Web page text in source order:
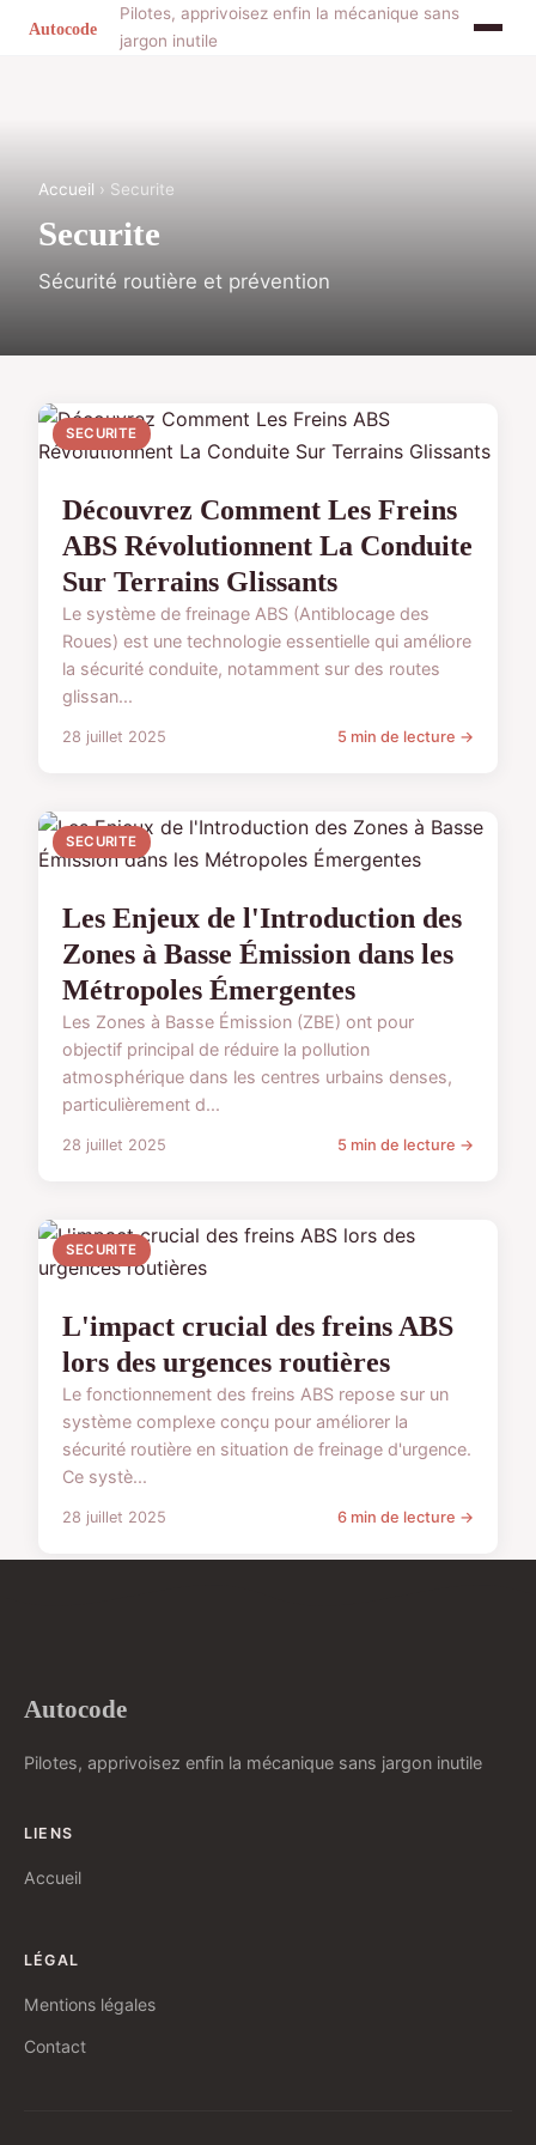
Pilotes, apprivoisez enfin la mécanique sans
jargon inutile
Accueil › Securite
Securite
Sécurité routière et prévention
SECURITE
Découvrez Comment Les Freins
ABS Révolutionnent La Conduite
Sur Terrains Glissants
Le système de freinage ABS (Antiblocage des
Roues) est une technologie essentielle qui améliore
la sécurité conduite, notamment sur des routes
glissan...
28 juillet 2025 5 min de lecture →
SECURITE
Les Enjeux de l'Introduction des
Zones à Basse Émission dans les
Métropoles Émergentes
Les Zones à Basse Émission (ZBE) ont pour
objectif principal de réduire la pollution
atmosphérique dans les centres urbains denses,
particulièrement d...
28 juillet 2025 5 min de lecture →
SECURITE
L'impact crucial des freins ABS
lors des urgences routières
Le fonctionnement des freins ABS repose sur un
système complexe conçu pour améliorer la
sécurité routière en situation de freinage d'urgence.
Ce systè...
28 juillet 2025 6 min de lecture →
Autocode
Pilotes, apprivoisez enfin la mécanique sans jargon inutile
LIENS
Accueil
LÉGAL
Mentions légales
Contact